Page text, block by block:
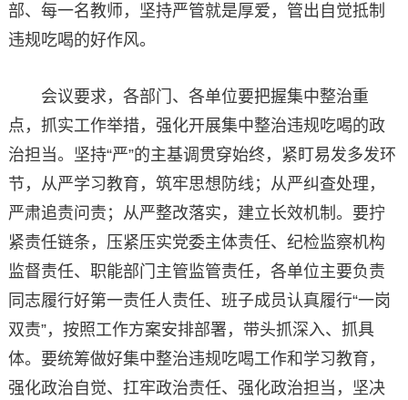
部、每一名教师，坚持严管就是厚爱，管出自觉抵制
违规吃喝的好作风。
会议要求，各部门、各单位要把握集中整治重
点，抓实工作举措，强化开展集中整治违规吃喝的政
治担当。坚持“严”的主基调贯穿始终，紧盯易发多发环
节，从严学习教育，筑牢思想防线；从严纠查处理，
严肃追责问责；从严整改落实，建立长效机制。要拧
紧责任链条，压紧压实党委主体责任、纪检监察机构
监督责任、职能部门主管监管责任，各单位主要负责
同志履行好第一责任人责任、班子成员认真履行“一岗
双责”，按照工作方案安排部署，带头抓深入、抓具
体。要统筹做好集中整治违规吃喝工作和学习教育，
强化政治自觉、扛牢政治责任、强化政治担当，坚决